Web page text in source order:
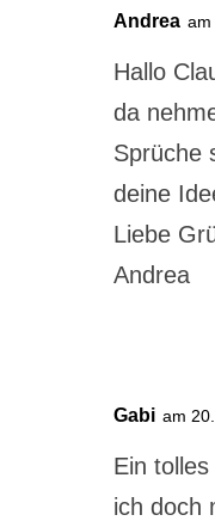
Andrea am
Hallo
da
Sprüche
deine
Liebe
Andrea
Gabi am
Ein
ich doch